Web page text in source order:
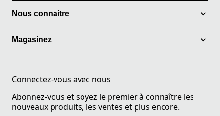
Nous connaitre
Magasinez
Connectez-vous avec nous
Abonnez-vous et soyez le premier à connaître les
nouveaux produits, les ventes et plus encore.